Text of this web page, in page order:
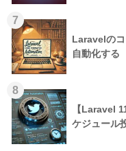
7
Laravelの
自動化する
8
【Laravel
ケジュール